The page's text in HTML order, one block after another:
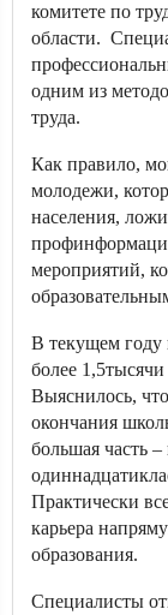
комитете по
области.
одним из
труда.
Как правило,
молодежи,
населения,
мероприятий,
В текущем году
более
Выяснилось,
окончания
большая часть
Практически
карьера
образования.
Специалисты